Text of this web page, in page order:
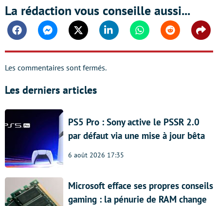
La rédaction vous conseille aussi...
FacebookMessengerTwitter Linkedin WhatsappReddit
Les commentaires sont fermés.
Les derniers articles
PS5 Pro : Sony active le PSSR 2.0
par défaut via une mise à jour bêta
6 août 2026 17:35
Microsoft efface ses propres conseils
gaming : la pénurie de RAM change